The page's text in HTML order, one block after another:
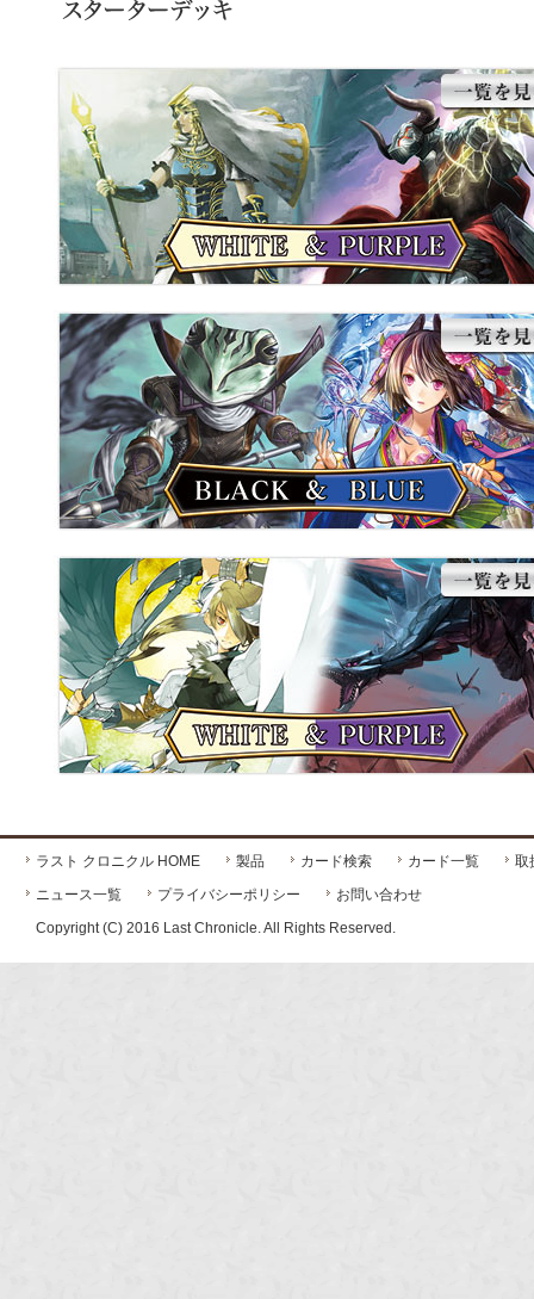
ラスト クロニクル HOME 製品 カード検索 カード一覧
取
ニュース一覧
プライバシーポリシー
お問い合わせ
Copyright (C) 2016 Last Chronicle. All Rights Reserved.